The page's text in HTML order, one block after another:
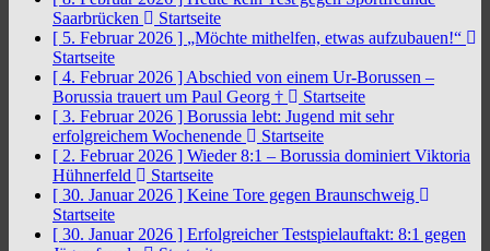
Saarbrücken
Startseite
[ 5. Februar 2026 ] „Möchte mithelfen, etwas aufzubauen!“
Startseite
[ 4. Februar 2026 ] Abschied von einem Ur-Borussen –
Borussia trauert um Paul Georg †
Startseite
[ 3. Februar 2026 ] Borussia lebt: Jugend mit sehr
erfolgreichem Wochenende
Startseite
[ 2. Februar 2026 ] Wieder 8:1 – Borussia dominiert Viktoria
Hühnerfeld
Startseite
[ 30. Januar 2026 ] Keine Tore gegen Braunschweig
Startseite
[ 30. Januar 2026 ] Erfolgreicher Testspielauftakt: 8:1 gegen